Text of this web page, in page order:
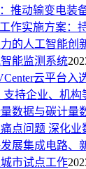
推动输变电装
作实施方案：
的人工智能创
能监测系统
云平台入
持企业、机
数据与碳计量
点问题 深化
展集成电路
市试点工作